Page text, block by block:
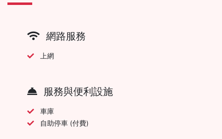
網路服務
上網
服務與便利設施
車庫
自助停車 (付費)